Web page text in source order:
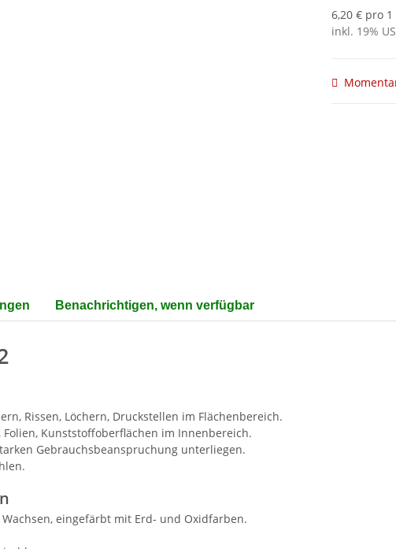
6,20 € pro 1
inkl. 19%
Benachrichtigen, wenn verfügbar
Rissen, Löchern, Druckstellen im Flächenbereich.
Folien, Kunststoffoberflächen im Innenbereich.
Gebrauchsbeanspruchung unterliegen.
eingefärbt mit Erd- und Oxidfarben.